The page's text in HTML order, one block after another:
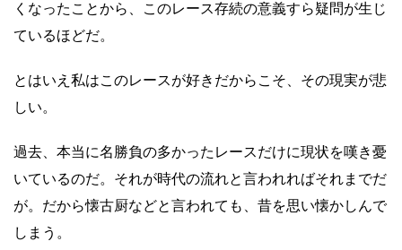
くなったことから、このレース存続の意義すら疑問が生じ
ているほどだ。
とはいえ私はこのレースが好きだからこそ、その現実が悲
しい。
過去、本当に名勝負の多かったレースだけに現状を嘆き憂
いているのだ。それが時代の流れと言われればそれまでだ
が。だから懐古厨などと言われても、昔を思い懐かしんで
しまう。